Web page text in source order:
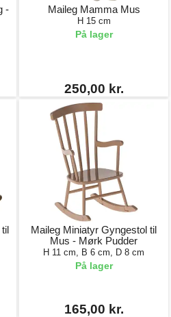
-
Maileg Mamma Mus
H 15 cm
På lager
250,00 kr.
Maileg Miniatyr Gyngestol til
Mus - Mørk Pudder
H 11 cm, B 6 cm, D 8 cm
På lager
165,00 kr.